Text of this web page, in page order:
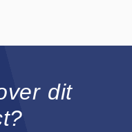
dit